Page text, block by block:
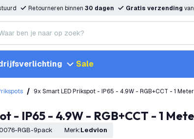
Retourneren binnen 30 dagen Gratis verzending
Sale
9x Smart LED Prikspot - IP65 - 4.9W - RGB+CCT - 1
- IP65 - 4.9W - RGB+CCT - 1
RGB-9pack Merk: Ledvion